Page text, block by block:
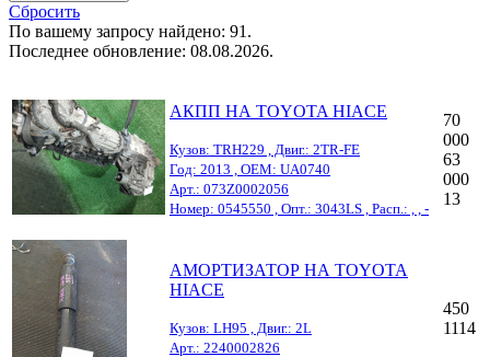
Сбросить
По вашему запросу найдено: 91.
Последнее обновление: 08.08.2026.
АКПП НА TOYOTA HIACE
Кузов: TRH229 , Двиг.: 2TR-FE
Год: 2013 , OEM: UA0740
Арт.: 073Z0002056
Номер: 0545550 , Опт.: 3043LS , Расп.: , , -
70
000
63
000
13
АМОРТИЗАТОР НА TOYOTA
HIACE
Кузов: LH95 , Двиг.: 2L
Арт.: 2240002826
450
1114